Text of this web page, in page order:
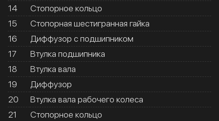
14
Стопорное кольцо
15
Стопорная шестигранная гайка
16
Диффузор с подшипником
17
Втулка подшипника
18
Втулка вала
19
Диффузор
20
Втулка вала рабочего колеса
21
Стопорное кольцо